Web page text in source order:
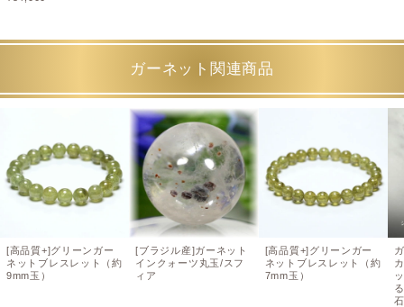
ガーネット関連商品
[高品質+]グリーンガー
ネットブレスレット（約
9mm玉）
[ブラジル産]ガーネット
インクォーツ丸玉/スフ
ィア
[高品質+]グリーンガー
ネットブレスレット（約
7mm玉）